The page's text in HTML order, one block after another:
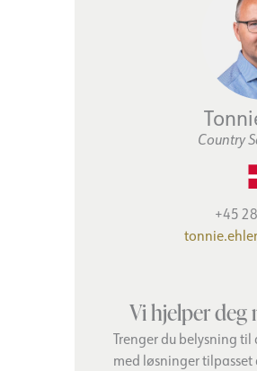
Country
+45
Vi hjelper
Trenger du belysning
med løsninger tilpasset